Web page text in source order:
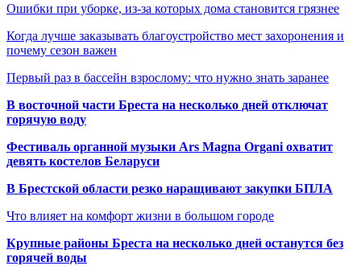
Ошибки при уборке, из-за которых дома становится грязнее
Когда лучше заказывать благоустройство мест захоронения и
почему сезон важен
Первый раз в бассейн взрослому: что нужно знать заранее
В восточной части Бреста на несколько дней отключат
горячую воду
Фестиваль органной музыки Ars Magna Organi охватит
девять костелов Беларуси
В Брестской области резко наращивают закупки БПЛА
Что влияет на комфорт жизни в большом городе
Крупные районы Бреста на несколько дней останутся без
горячей воды